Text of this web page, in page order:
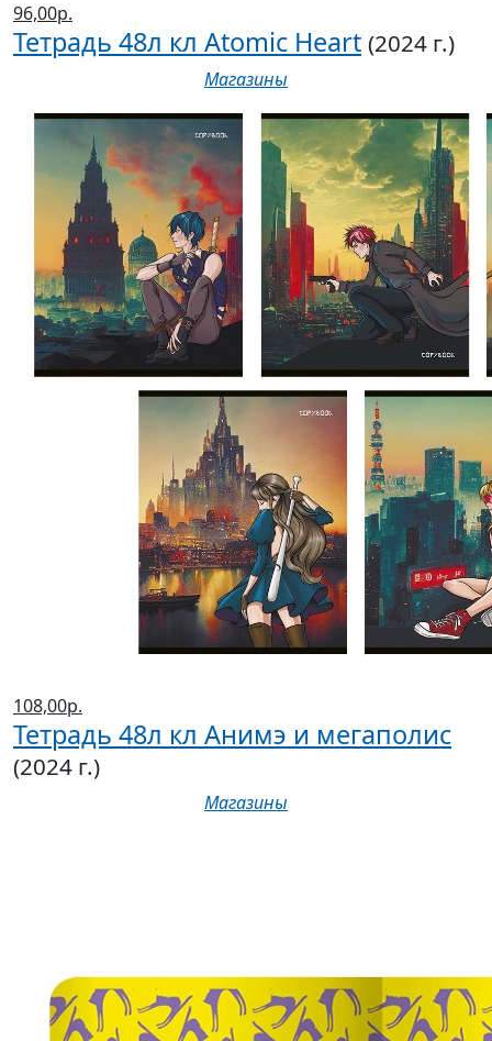
96,00р.
Тетрадь 48л кл Atomic Heart (2024 г.)
Магазины
108,00р.
Тетрадь 48л кл Анимэ и мегаполис
(2024 г.)
Магазины